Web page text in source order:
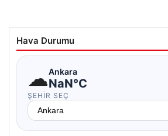
Hava Durumu
☁Ankara
NaN°C
ŞEHIR SEÇ